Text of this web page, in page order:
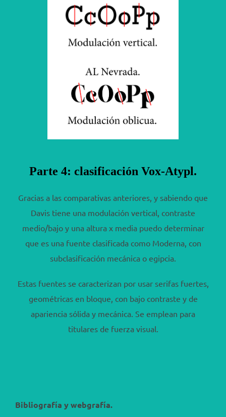
Parte 4: clasificación Vox-Atypl.
Gracias a las comparativas anteriores, y sabiendo que
Davis tiene una modulación vertical, contraste
medio/bajo y una altura x media puedo determinar
que es una fuente clasificada como Moderna, con
subclasificación mecánica o egipcia.
Estas fuentes se caracterizan por usar serifas fuertes,
geométricas en bloque, con bajo contraste y de
apariencia sólida y mecánica. Se emplean para
titulares de fuerza visual.
Bibliografía y webgrafía.